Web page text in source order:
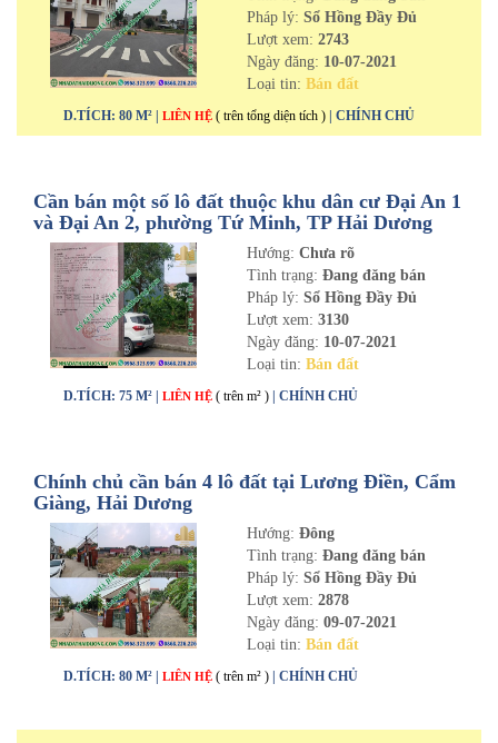
Pháp lý: Sổ Hồng Đầy Đủ
Lượt xem: 2743
Ngày đăng: 10-07-2021
Loại tin: Bán đất
D.TÍCH: 80 M² | LIÊN HỆ ( trên tổng diện tích ) | CHÍNH CHỦ
Cần bán một số lô đất thuộc khu dân cư Đại An 1
và Đại An 2, phường Tứ Minh, TP Hải Dương
Hướng: Chưa rõ
Tình trạng: Đang đăng bán
Pháp lý: Sổ Hồng Đầy Đủ
Lượt xem: 3130
Ngày đăng: 10-07-2021
Loại tin: Bán đất
D.TÍCH: 75 M² | LIÊN HỆ ( trên m² ) | CHÍNH CHỦ
Chính chủ cần bán 4 lô đất tại Lương Điền, Cẩm
Giàng, Hải Dương
Hướng: Đông
Tình trạng: Đang đăng bán
Pháp lý: Sổ Hồng Đầy Đủ
Lượt xem: 2878
Ngày đăng: 09-07-2021
Loại tin: Bán đất
D.TÍCH: 80 M² | LIÊN HỆ ( trên m² ) | CHÍNH CHỦ